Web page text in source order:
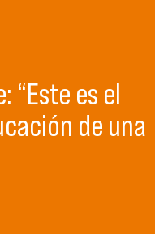
“Este es el
de una